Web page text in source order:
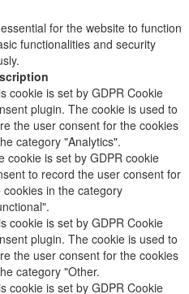
for the website to function
functionalities and security
cookie is set by GDPR Cookie
plugin. The cookie is used to
the user consent for the cookies
category "Analytics".
cookie is set by GDPR cookie
to record the user consent for
cookies in the category
cookie is set by GDPR Cookie
plugin. The cookie is used to
the user consent for the cookies
category "Other.
cookie is set by GDPR Cookie